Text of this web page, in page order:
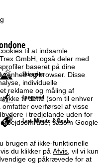
til at indsamle
GmbH, også deler med
baseret på dine
og browser. Disse
individuelle
reklame og måling af
til dette (som til enhver
overførsel af visse
i tredjelande uden for
såsom Google
brugen af ikke-funktionelle
du klikker påAfvis , vil vi kun
og påkrævede for at
Skiregion
Langrend
Last-Minute & Deals